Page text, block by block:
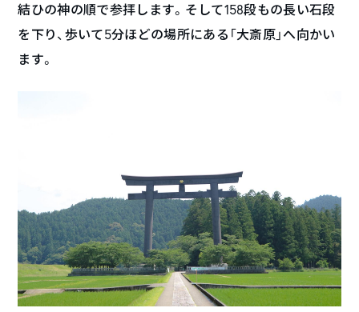
結ひの神の順で参拝します。そして158段もの長い石段
を下り、歩いて5分ほどの場所にある「大斎原」へ向かい
ます。